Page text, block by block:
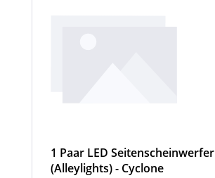
1 Paar LED Seitenscheinwerfer
(Alleylights) - Cyclone